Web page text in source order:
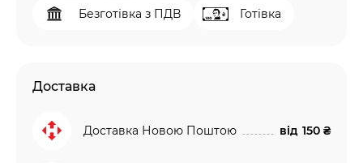
Безготівка з ПДВ Готівка
Доставка
Доставка Новою Поштою від 150 ₴